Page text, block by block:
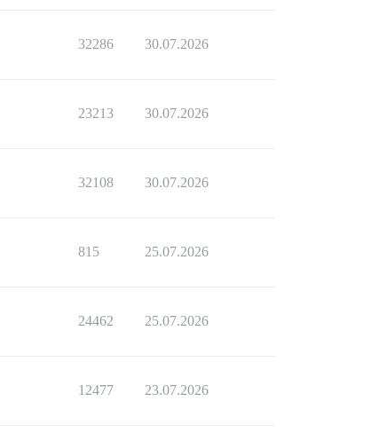
32286 30.07.2026
23213 30.07.2026
32108 30.07.2026
815 25.07.2026
24462 25.07.2026
12477 23.07.2026